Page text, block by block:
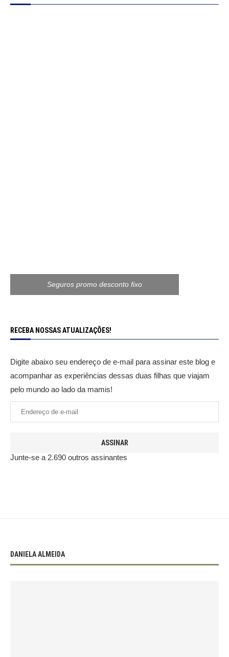
Seguros promo desconto fixo
RECEBA NOSSAS ATUALIZAÇÕES!
Digite abaixo seu endereço de e-mail para assinar este blog e
acompanhar as experiências dessas duas filhas que viajam
pelo mundo ao lado da mamis!
ASSINAR
Junte-se a 2.690 outros assinantes
DANIELA ALMEIDA